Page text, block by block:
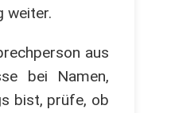
weiter.
aus
bei Namen,
bist, prüfe, ob